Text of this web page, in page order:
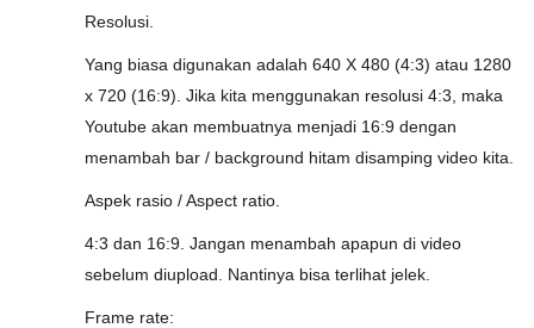
Resolusi.
Yang biasa digunakan adalah 640 X 480 (4:3) atau 1280
x 720 (16:9). Jika kita menggunakan resolusi 4:3, maka
Youtube akan membuatnya menjadi 16:9 dengan
menambah bar / background hitam disamping video kita.
Aspek rasio / Aspect ratio.
4:3 dan 16:9. Jangan menambah apapun di video
sebelum diupload. Nantinya bisa terlihat jelek.
Frame rate: